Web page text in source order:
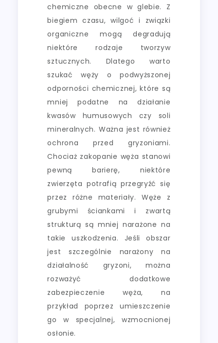
chemiczne obecne w glebie. Z
biegiem czasu, wilgoć i związki
organiczne mogą degradują
niektóre rodzaje tworzyw
sztucznych. Dlatego warto
szukać węży o podwyższonej
odporności chemicznej, które są
mniej podatne na działanie
kwasów humusowych czy soli
mineralnych. Ważna jest również
ochrona przed gryzoniami.
Chociaż zakopanie węża stanowi
pewną barierę, niektóre
zwierzęta potrafią przegryźć się
przez różne materiały. Węże z
grubymi ściankami i zwartą
strukturą są mniej narażone na
takie uszkodzenia. Jeśli obszar
jest szczególnie narażony na
działalność gryzoni, można
rozważyć dodatkowe
zabezpieczenie węża, na
przykład poprzez umieszczenie
go w specjalnej, wzmocnionej
osłonie.